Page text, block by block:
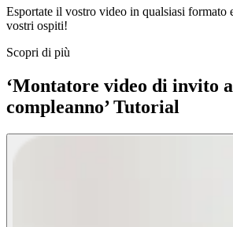
Esportate il vostro video in qualsiasi formato
vostri ospiti!
Scopri di più
‘Montatore video di invito
compleanno’ Tutorial